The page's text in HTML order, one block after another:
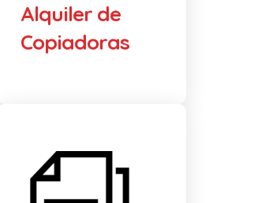
Alquiler de
Copiadoras